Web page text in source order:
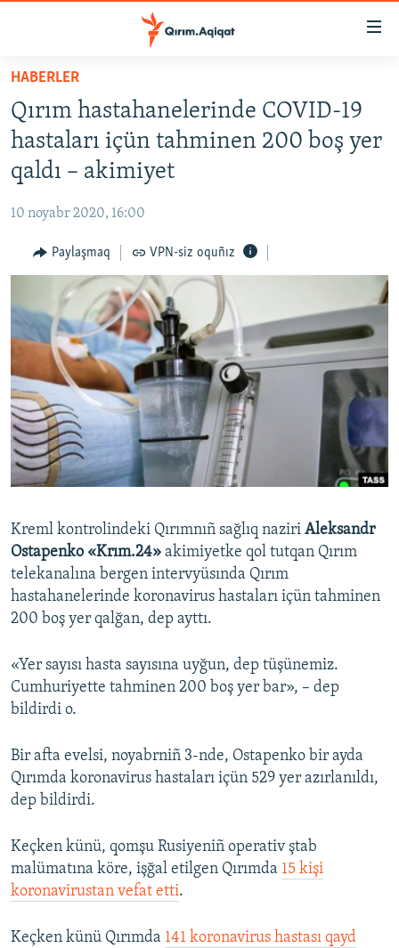
Esas
qaytmaq
Baş
navigatsiyağa
qaytmaq
Qıdıruvğa
qaytmaq
HABERLER
SİYASET
İQTİSADİYAT
MEDENİYET
İNSAN AQLARI
SÜRET
BLOGLAR
FİKİR
Русский
Українською
RFE/RS bütün saytları
HABERLER
Qırım hastahanelerinde COVID-19
hastaları içün tahminen 200 boş yer
qaldı – akimiyet
10 noyabr 2020, 16:00
Paylaşmaq VPN-siz oquñız
Kreml kontrolindeki Qırımnıñ sağlıq naziri Aleksandr
Ostapenko «Krım.24» akimiyetke qol tutqan Qırım
telekanalına bergen intervyüsında Qırım
hastahanelerinde koronavirus hastaları içün tahminen
200 boş yer qalğan, dep ayttı.
«Yer sayısı hasta sayısına uyğun, dep tüşünemiz.
Cumhuriyette tahminen 200 boş yer bar», – dep
bildirdi o.
Bir afta evelsi, noyabrniñ 3-nde, Ostapenko bir ayda
Qırımda koronavirus hastaları içün 529 yer azırlanıldı,
dep bildirdi.
Keçken künü, qomşu Rusiyeniñ operativ ştab
malümatına köre, işğal etilgen Qırımda 15 kişi
koronavirustan vefat etti.
Keçken künü Qırımda 141 koronavirus hastası qayd